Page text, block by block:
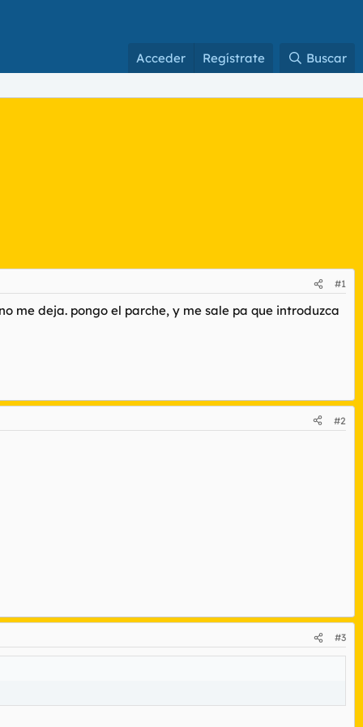
Acceder Regístrate Buscar
#1
me deja. pongo el parche, y me sale pa que introduzca
#2
#3